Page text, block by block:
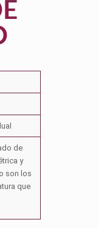
de
y
son los
que